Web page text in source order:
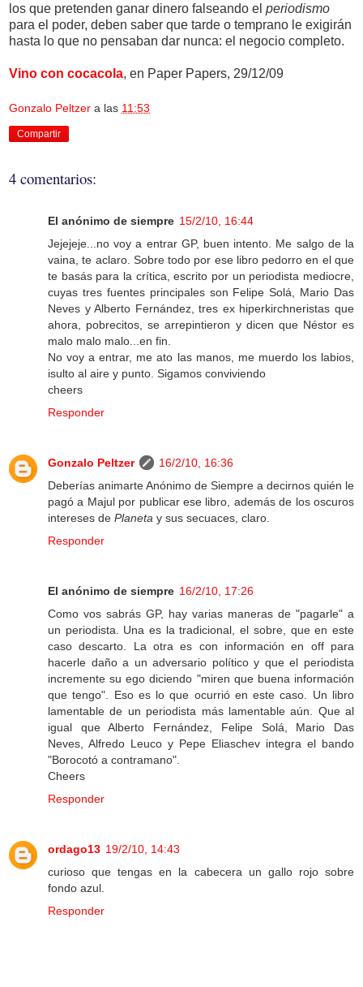
los que pretenden ganar dinero falseando el periodismo
para el poder, deben saber que tarde o temprano le exigirán
hasta lo que no pensaban dar nunca: el negocio completo.
Vino con cocacola, en Paper Papers, 29/12/09
Gonzalo Peltzer a las 11:53
Compartir
4 comentarios:
El anónimo de siempre 15/2/10, 16:44
Jejejeje...no voy a entrar GP, buen intento. Me salgo de la
vaina, te aclaro. Sobre todo por ese libro pedorro en el que
te basás para la crítica, escrito por un periodista mediocre,
cuyas tres fuentes principales son Felipe Solá, Mario Das
Neves y Alberto Fernández, tres ex hiperkirchneristas que
ahora, pobrecitos, se arrepintieron y dicen que Néstor es
malo malo malo...en fin.
No voy a entrar, me ato las manos, me muerdo los labios,
isulto al aire y punto. Sigamos conviviendo
cheers
Responder
Gonzalo Peltzer
16/2/10, 16:36
Deberías animarte Anónimo de Siempre a decirnos quién le
pagó a Majul por publicar ese libro, además de los oscuros
intereses de Planeta y sus secuaces, claro.
Responder
El anónimo de siempre 16/2/10, 17:26
Como vos sabrás GP, hay varias maneras de "pagarle" a
un periodista. Una es la tradicional, el sobre, que en este
caso descarto. La otra es con información en off para
hacerle daño a un adversario político y que el periodista
incremente su ego diciendo "miren que buena información
que tengo". Eso es lo que ocurrió en este caso. Un libro
lamentable de un periodista más lamentable aún. Que al
igual que Alberto Fernández, Felipe Solá, Mario Das
Neves, Alfredo Leuco y Pepe Eliaschev integra el bando
"Borocotó a contramano".
Cheers
Responder
ordago13 19/2/10, 14:43
curioso que tengas en la cabecera un gallo rojo sobre
fondo azul.
Responder